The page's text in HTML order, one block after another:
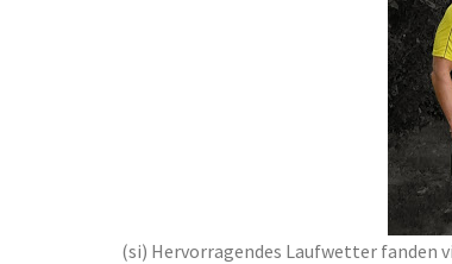
(si) Hervorragendes Laufwetter fanden